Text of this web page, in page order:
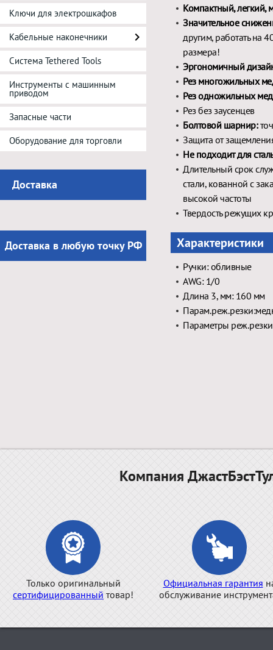
Ключи для электрошкафов
Кабельные наконечники
Система Tethered Tools
Инструменты с машинным
приводом
Запасные части
Оборудование для торговли
Доставка
Доставка в любую точку РФ
Компактный, легкий,
Значительное
другим, работать на
размера!
Эргономичный
Рез многожильных
Рез одножильных
Рез без заусенцев
Болтовой шарнир:
Защита от
Не подходит для
Длительный срок
стали, кованной с
высокой частоты
Твердость режущих
Характеристики
Ручки: обливные
AWG: 1/0
Длина 3, мм: 160 мм
Параметры
Компания
Только оригинальный
сертифицированный товар!
Официальная гарантия
обслуживание